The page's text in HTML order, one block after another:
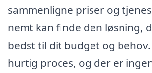
sammenligne priser og
nemt kan finde den løsning,
bedst til dit budget og
hurtig proces, og der er